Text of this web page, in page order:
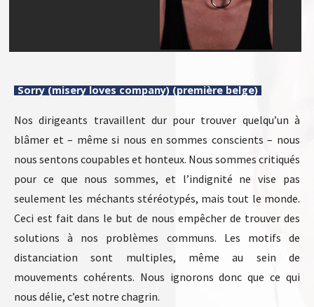
Sorry (misery loves company) (première belge)
Nos dirigeants travaillent dur pour trouver quelqu’un à
blâmer et – même si nous en sommes conscients – nous
nous sentons coupables et honteux. Nous sommes critiqués
pour ce que nous sommes, et l’indignité ne vise pas
seulement les méchants stéréotypés, mais tout le monde.
Ceci est fait dans le but de nous empêcher de trouver des
solutions à nos problèmes communs. Les motifs de
distanciation sont multiples, même au sein de
mouvements cohérents. Nous ignorons donc que ce qui
nous délie, c’est notre chagrin.